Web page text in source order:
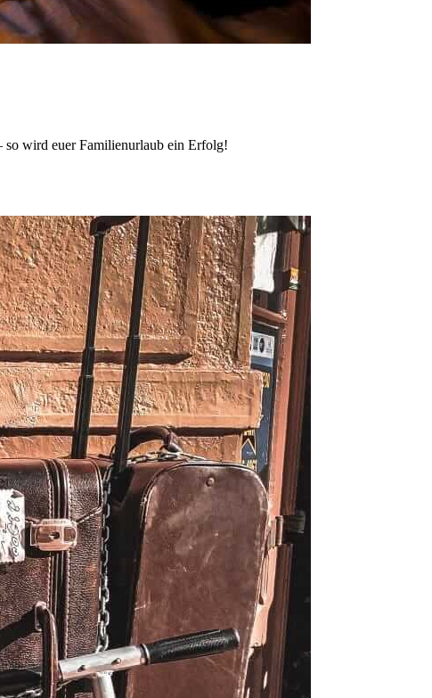
so wird euer Familienurlaub ein Erfolg!